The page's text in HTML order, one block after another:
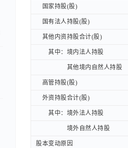
国家持股(股)
国有法人持股(股)
其他内资持股合计(股)
其中：境内法人持股
其他境内自然人持股
高管持股(股)
外资持股合计(股)
其中：境外法人持股
境外自然人持股
股本变动原因
国家持股(股)
国有法人持股(股)
其他内资持股合计(股)
其中：境内法人持股
其他境内自然人持股
高管持股(股)
外资持股合计(股)
其中：境外法人持股
境外自然人持股
股本变动原因